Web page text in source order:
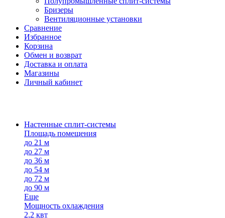
Бризеры
Вентиляционные установки
Сравнение
Избранное
Корзина
Обмен и возврат
Доставка и оплата
Магазины
Личный кабинет
Настенные сплит-системы
Площадь помещения
до 21 м
до 27 м
до 36 м
до 54 м
до 72 м
до 90 м
Еще
Мощность охлаждения
2,2 квт